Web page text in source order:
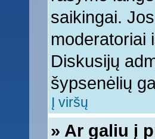
saikingai.
moderatoriai
Diskusijų
šypsenėlių
Į viršų
» Ar galiu į